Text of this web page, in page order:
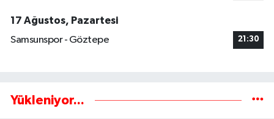
17 Ağustos, Pazartesi
Samsunspor - Göztepe
21:30
Yükleniyor...